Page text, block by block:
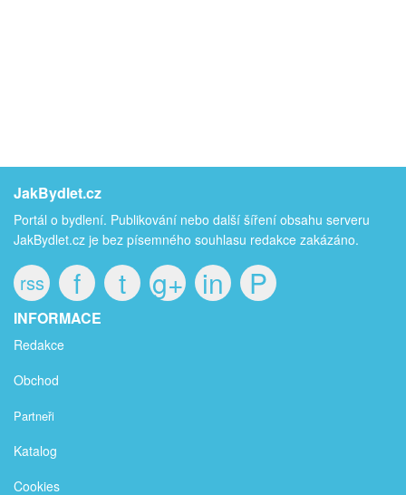
JakBydlet.cz
Portál o bydlení. Publikování nebo další šíření obsahu serveru
JakBydlet.cz je bez písemného souhlasu redakce zakázáno.
rss f t g+ in P
INFORMACE
Redakce
Obchod
Partneři
Katalog
Cookies